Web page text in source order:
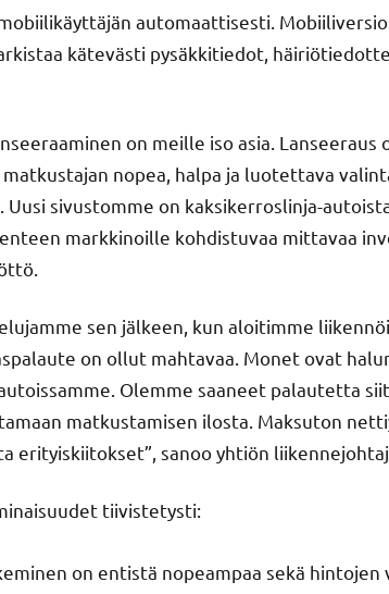
automaattisesti.
kätevästi pysäkkitiedot,
on meille iso asia. Lanseeraus
nopea, halpa ja luotettava
sivustomme on kaksikerroslinja-
markkinoille kohdistuvaa mittavaa
sen jälkeen, kun aloitimme
on ollut mahtavaa. Monet ovat
Olemme saaneet palautetta
matkustamisen ilosta. Maksuton
erityiskiitokset”, sanoo yhtiön
tiivistetysti:
on entistä nopeampaa sekä hintojen